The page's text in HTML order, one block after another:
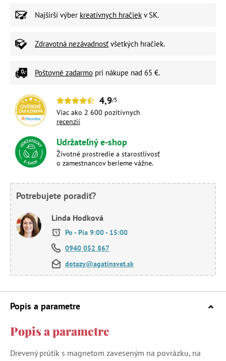
Najširší výber kreatívnych hračiek v SK.
Zdravotná nezávadnosť všetkých hračiek.
Poštovné zadarmo pri nákupe nad 65 €.
4,9/5
Viac ako 2 600 pozitívnych
recenzií
Udržateľný e-shop
Životné prostredie a starostlivosť
o zamestnancov berieme vážne.
Potrebujete poradiť?
Linda Hodková
Po - Pia 9:00 - 15:00
0940 052 867
dotazy@agatinsvet.sk
Popis a parametre
Popis a parametre
Drevený prútik s magnetom zaveseným na povrázku, na